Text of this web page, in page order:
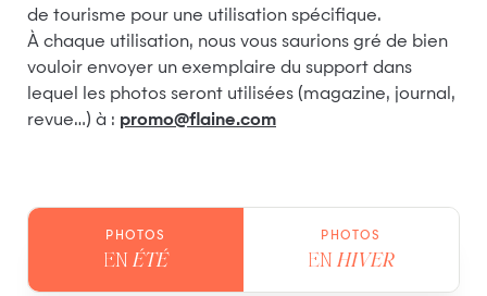
de tourisme pour une utilisation spécifique.
À chaque utilisation, nous vous saurions gré de bien
vouloir envoyer un exemplaire du support dans
lequel les photos seront utilisées (magazine, journal,
revue…) à : promo@flaine.com
PHOTOS
EN ÉTÉ
PHOTOS
EN HIVER